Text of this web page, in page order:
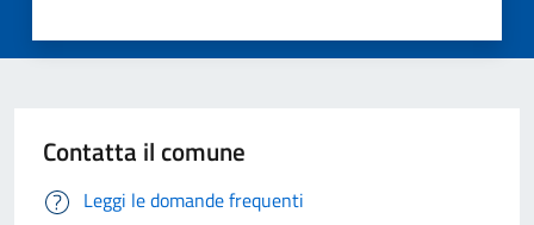
Contatta il comune
Leggi le domande frequenti